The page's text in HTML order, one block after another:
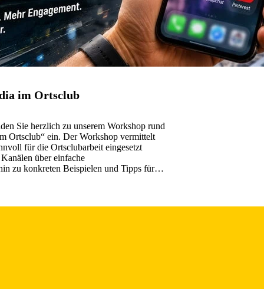
im Ortsclub
Sie herzlich zu unserem Workshop rund
Ortsclub“ ein. Der Workshop vermittelt
für die Ortsclubarbeit eingesetzt
über einfache
zu konkreten Beispielen und Tipps für